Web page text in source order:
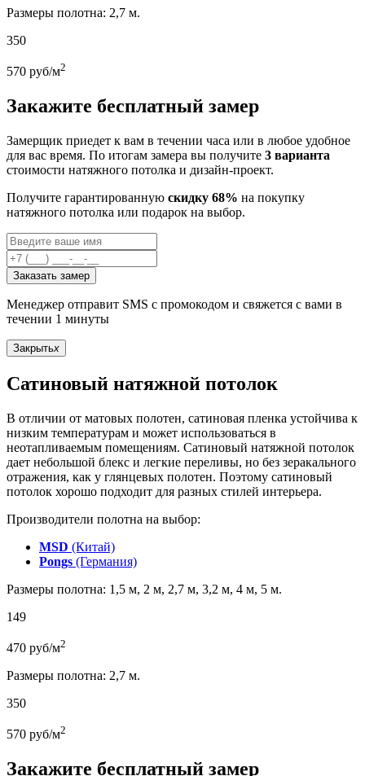
Размеры полотна: 2,7 м.
350
570 руб/м2
Закажите бесплатный замер
Замерщик приедет к вам в течении часа или в любое удобное
для вас время. По итогам замера вы получите 3 варианта
стоимости натяжного потолка и дизайн-проект.
Получите гарантированную скидку 68% на покупку
натяжного потолка или подарок на выбор.
Заказать замер
Менеджер отправит SMS с промокодом и свяжется с вами в
течении 1 минуты
Закрытьx
Сатиновый натяжной потолок
В отличии от матовых полотен, сатиновая пленка устойчива к
низким температурам и может использоваться в
неотапливаемым помещениям. Сатиновый натяжной потолок
дает небольшой блекс и легкие переливы, но без зеракального
отражения, как у глянцевых полотен. Поэтому сатиновый
потолок хорошо подходит для разных стилей интерьера.
Производители полотна на выбор:
MSD (Китай)
Pongs (Германия)
Размеры полотна: 1,5 м, 2 м, 2,7 м, 3,2 м, 4 м, 5 м.
149
470 руб/м2
Размеры полотна: 2,7 м.
350
570 руб/м2
Закажите бесплатный замер